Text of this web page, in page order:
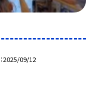
2025/09/12